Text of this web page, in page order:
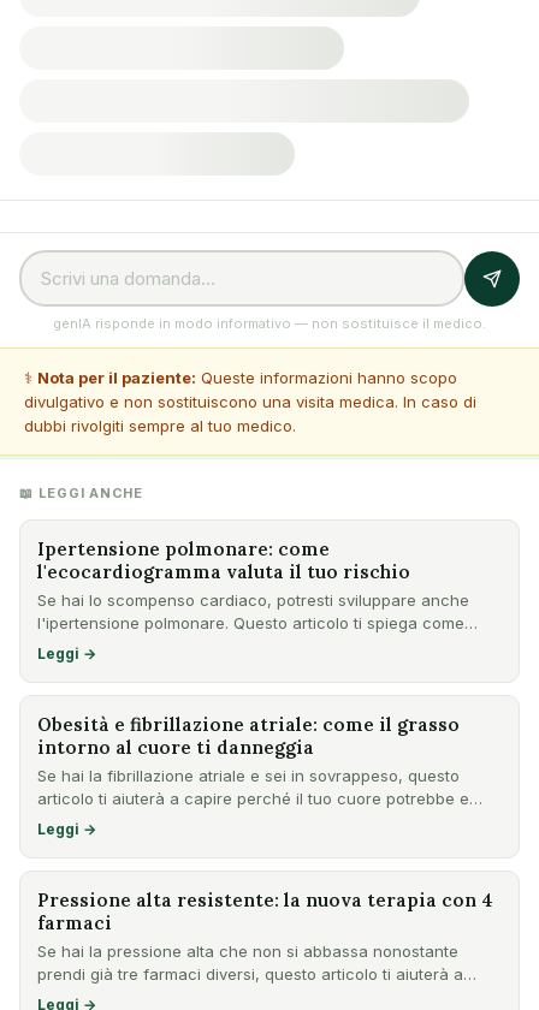
genIA risponde in modo informativo — non sostituisce il medico.
⚕️ Nota per il paziente: Queste informazioni hanno scopo
divulgativo e non sostituiscono una visita medica. In caso di
dubbi rivolgiti sempre al tuo medico.
📖 LEGGI ANCHE
Ipertensione polmonare: come
l'ecocardiogramma valuta il tuo rischio
Se hai lo scompenso cardiaco, potresti sviluppare anche
l'ipertensione polmonare. Questo articolo ti spiega come
l'ecoc…
Leggi →
Obesità e fibrillazione atriale: come il grasso
intorno al cuore ti danneggia
Se hai la fibrillazione atriale e sei in sovrappeso, questo
articolo ti aiuterà a capire perché il tuo cuore potrebbe e…
Leggi →
Pressione alta resistente: la nuova terapia con 4
farmaci
Se hai la pressione alta che non si abbassa nonostante
prendi già tre farmaci diversi, questo articolo ti aiuterà a
cap…
Leggi →